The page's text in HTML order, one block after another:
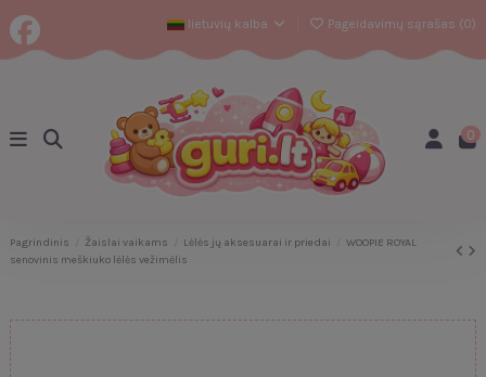
lietuvių kalba Pageidavimų sąrašas (0)
0
Pagrindinis Žaislai vaikams Lėlės jų aksesuarai ir priedai
WOOPIE ROYAL
senovinis meškiuko lėlės vežimėlis